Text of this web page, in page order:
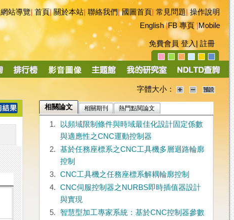
網站導覽|首頁|關於本站 聯絡我們|國圖首頁 常見問題|操作說明
English|FB 專頁|Mobile
免費會員 登入 註冊
字體大小：
相關論文 相關期刊 熱門點閱論文
1.
以頻域限制條件與時域最佳化設計固定係數
與適應性之CNC運動控制器
2.
基於任務座標系之CNC工具機多層迴路輪廓
控制
3.
CNC工具機之任務座標系解耦輪廓控制
4.
CNC伺服控制器之NURBS即時插值器設計
與實現
5.
智慧型加工專家系統：基於CNC控制器參數